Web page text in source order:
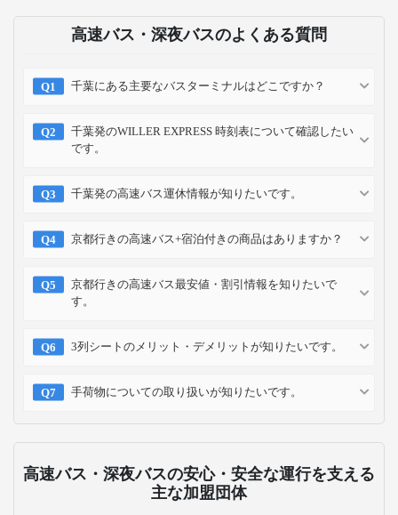
高速バス・深夜バスのよくある質問
千葉にある主要なバスターミナルはどこですか？
千葉発のWILLER EXPRESS 時刻表について確認したい
です。
千葉発の高速バス運休情報が知りたいです。
京都行きの高速バス+宿泊付きの商品はありますか？
京都行きの高速バス最安値・割引情報を知りたいで
す。
3列シートのメリット・デメリットが知りたいです。
手荷物についての取り扱いが知りたいです。
高速バス・深夜バスの安心・安全な運行を支える
主な加盟団体